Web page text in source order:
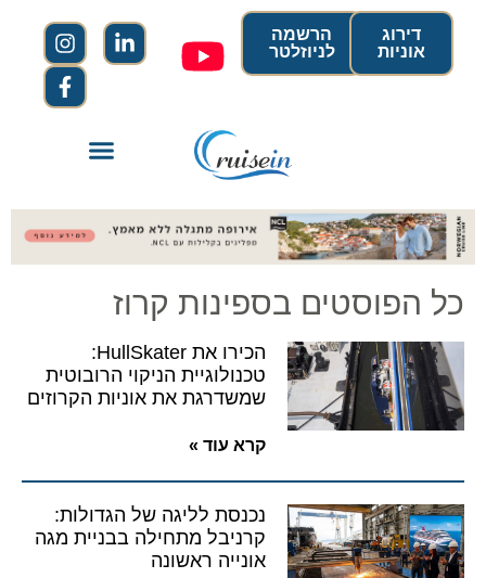
הרשמה
לניוזלטר
דירוג
אוניות
כל הפוסטים בספינות קרוז
הכירו את HullSkater:
טכנולוגיית הניקוי הרובוטית
שמשדרגת את אוניות הקרוזים
קרא עוד »
נכנסת לליגה של הגדולות:
קרניבל מתחילה בבניית מגה
אונייה ראשונה